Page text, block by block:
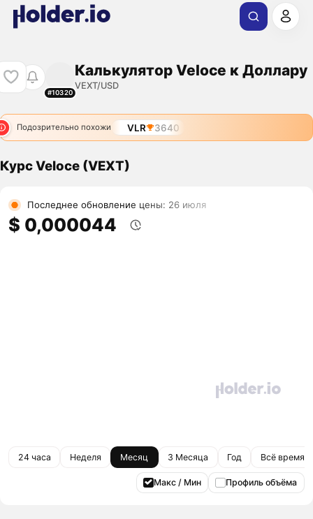
#10320
Калькулятор Veloce к Доллару
VEXT/USD
Подозрительно похожи VLR 3640
Курс Veloce (VEXT)
Последнее обновление цены: 26 июля
$ 0,000044
24 часа Неделя Месяц 3 Месяца Год Всё время
Макс / Мин Профиль объёма